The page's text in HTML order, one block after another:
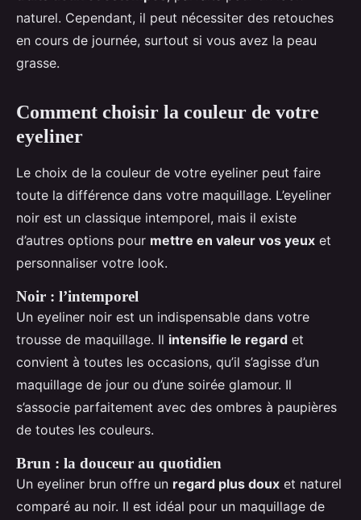
naturel. Cependant, il peut nécessiter des retouches
en cours de journée, surtout si vous avez la peau
grasse.
Comment choisir la couleur de votre
eyeliner
Le choix de la couleur de votre eyeliner peut faire
toute la différence dans votre maquillage. L’eyeliner
noir est un classique intemporel, mais il existe
d’autres options pour mettre en valeur vos yeux et
personnaliser votre look.
Noir : l’intemporel
Un eyeliner noir est un indispensable dans votre
trousse de maquillage. Il intensifie le regard et
convient à toutes les occasions, qu’il s’agisse d’un
maquillage de jour ou d’une soirée glamour. Il
s’associe parfaitement avec des ombres à paupières
de toutes les couleurs.
Brun : la douceur au quotidien
Un eyeliner brun offre un regard plus doux et naturel
comparé au noir. Il est idéal pour un maquillage de